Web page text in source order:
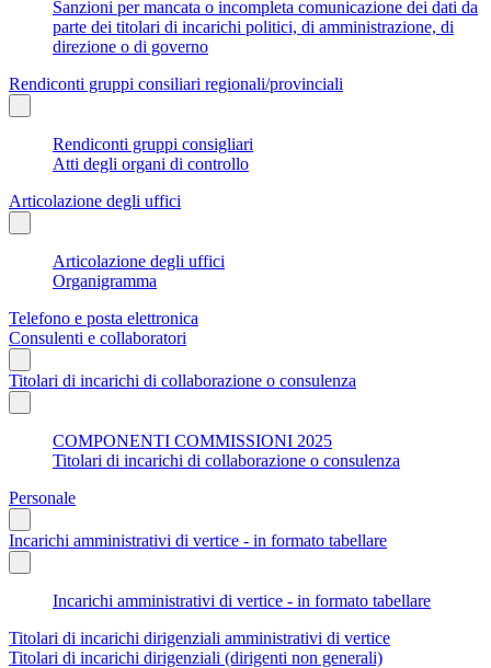
Sanzioni per mancata o incompleta comunicazione dei dati da
parte dei titolari di incarichi politici, di amministrazione, di
direzione o di governo
Rendiconti gruppi consiliari regionali/provinciali
Rendiconti gruppi consigliari
Atti degli organi di controllo
Articolazione degli uffici
Articolazione degli uffici
Organigramma
Telefono e posta elettronica
Consulenti e collaboratori
Titolari di incarichi di collaborazione o consulenza
COMPONENTI COMMISSIONI 2025
Titolari di incarichi di collaborazione o consulenza
Personale
Incarichi amministrativi di vertice - in formato tabellare
Incarichi amministrativi di vertice - in formato tabellare
Titolari di incarichi dirigenziali amministrativi di vertice
Titolari di incarichi dirigenziali (dirigenti non generali)